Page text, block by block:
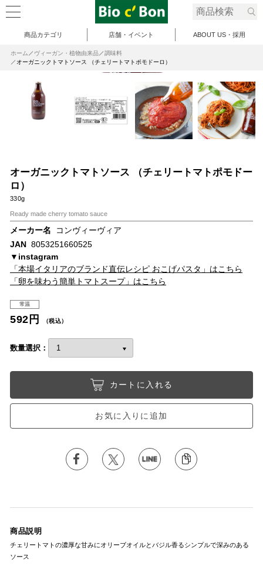
商品カテゴリ 店舗・イベント ABOUT US・採用
ホーム ヴィーガン・植物由来品
調味料
オーガニックトマトソース （チェリートマトポモドーロ）
オーガニックトマトソース （チェリートマトポモドー
ロ）
330g
Ready made cherry tomato sauce
メーカー名
コンヴィーヴィア
JAN 8053251660525
▼instagram
「本場イタリアのブランド直伝レシピ おこげパスタ」はこちら
「卵を味わう簡単トマトスープ」はこちら
常温
592円 （税込）
数量選択：
カートに入れる
お気に入りに追加
商品説明
チェリートマトの濃厚な甘みにオリーブオイルとバジル香るシンプルで深みのある
ソース